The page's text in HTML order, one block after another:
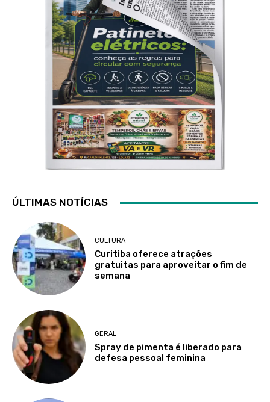
ÚLTIMAS NOTÍCIAS
CULTURA
Curitiba oferece atrações
gratuitas para aproveitar o fim de
semana
GERAL
Spray de pimenta é liberado para
defesa pessoal feminina